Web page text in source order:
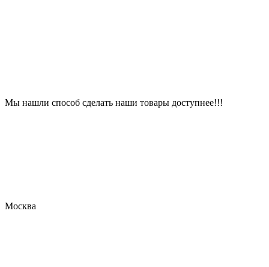
Мы нашли способ сделать наши товары доступнее!!!
Москва